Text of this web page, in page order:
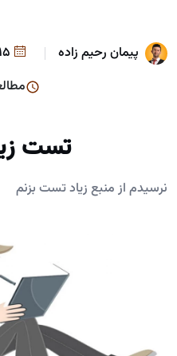
پیمان رحیم زاده
تست
نرسیدم از منبع زیاد تست بزنم